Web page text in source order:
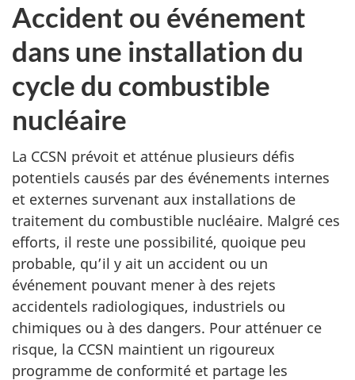
Accident ou événement
dans une installation du
cycle du combustible
nucléaire
La CCSN prévoit et atténue plusieurs défis
potentiels causés par des événements internes
et externes survenant aux installations de
traitement du combustible nucléaire. Malgré ces
efforts, il reste une possibilité, quoique peu
probable, qu’il y ait un accident ou un
événement pouvant mener à des rejets
accidentels radiologiques, industriels ou
chimiques ou à des dangers. Pour atténuer ce
risque, la CCSN maintient un rigoureux
programme de conformité et partage les